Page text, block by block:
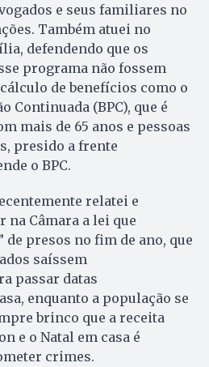
e seus familiares no
Também atuei no
defendendo que os
programa não fossem
de benefícios como o
Continuada (BPC), que é
mais de 65 anos e pessoas
presido a frente
o BPC.
relatei e
na Câmara a lei que
de presos no fim de ano, que
saíssem
passar datas
enquanto a população se
brinco que a receita
e o Natal em casa é
crimes.